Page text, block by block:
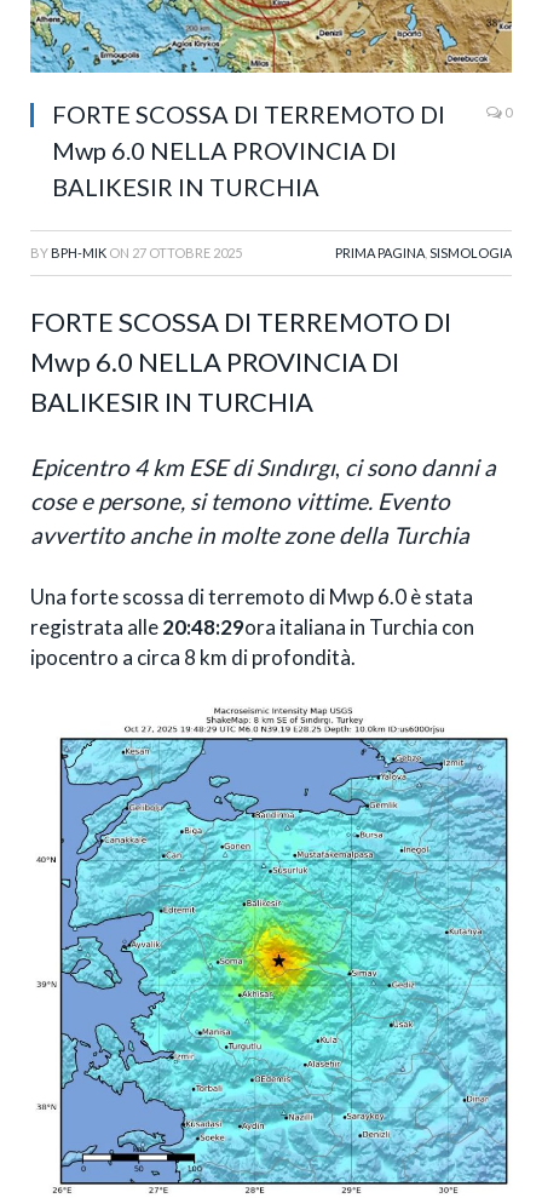
FORTE SCOSSA DI TERREMOTO DI
Mwp 6.0 NELLA PROVINCIA DI
BALIKESIR IN TURCHIA
0
BY BPH-MIK ON 27 OTTOBRE 2025 PRIMA PAGINA SISMOLOGIA
FORTE SCOSSA DI TERREMOTO DI
Mwp 6.0 NELLA PROVINCIA DI
BALIKESIR IN TURCHIA
Epicentro 4 km ESE di Sındırgı, ci sono danni a
cose e persone, si temono vittime. Evento
avvertito anche in molte zone della Turchia
Una forte scossa di terremoto di Mwp 6.0 è stata
registrata alle20:48:29ora italiana in Turchia con
ipocentro a circa 8 km di profondità.